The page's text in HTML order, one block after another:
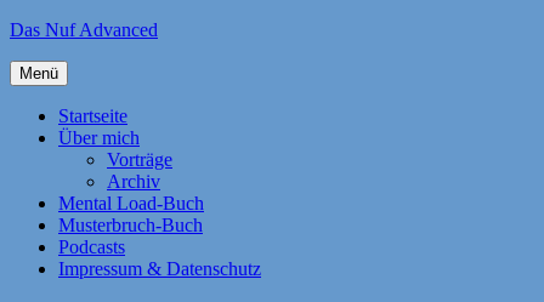
Zum
springen
Das Nuf Advanced
Menü
Startseite
Über mich
Vorträge
Archiv
Mental Load-Buch
Musterbruch-Buch
Podcasts
Impressum & Datenschutz